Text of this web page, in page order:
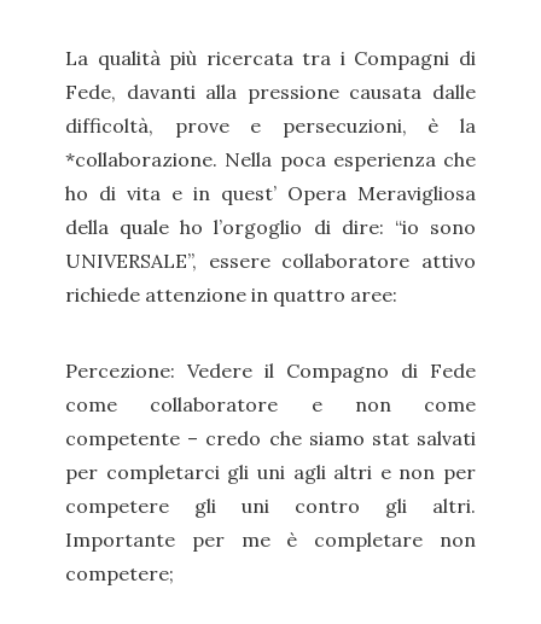
La qualità più ricercata tra i Compagni di
Fede, davanti alla pressione causata dalle
difficoltà, prove e persecuzioni, è la
*collaborazione. Nella poca esperienza che
ho di vita e in quest’ Opera Meravigliosa
della quale ho l’orgoglio di dire: “io sono
UNIVERSALE”, essere collaboratore attivo
richiede attenzione in quattro aree:
Percezione: Vedere il Compagno di Fede
come collaboratore e non come
competente – credo che siamo stat salvati
per completarci gli uni agli altri e non per
competere gli uni contro gli altri.
Importante per me è completare non
competere;